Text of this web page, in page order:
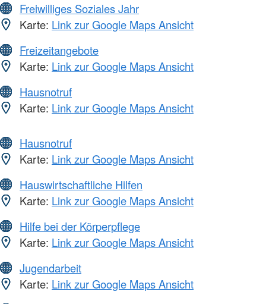
Freiwilliges Soziales Jahr
Karte: Link zur Google Maps Ansicht
Freizeitangebote
Karte: Link zur Google Maps Ansicht
Hausnotruf
Karte: Link zur Google Maps Ansicht
Hausnotruf
Karte: Link zur Google Maps Ansicht
Hauswirtschaftliche Hilfen
Karte: Link zur Google Maps Ansicht
Hilfe bei der Körperpflege
Karte: Link zur Google Maps Ansicht
Jugendarbeit
Karte: Link zur Google Maps Ansicht